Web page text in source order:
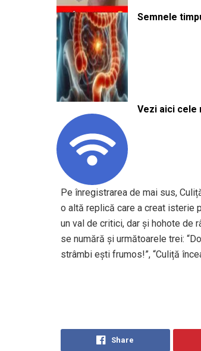
Semnele
Vezi aici cele
Pe înregistrarea de mai sus,
o altă replică care a creat isterie
un val de critici, dar și hohote de
se numără și următoarele trei:
strâmbi ești frumos!”, “Culiță
Share